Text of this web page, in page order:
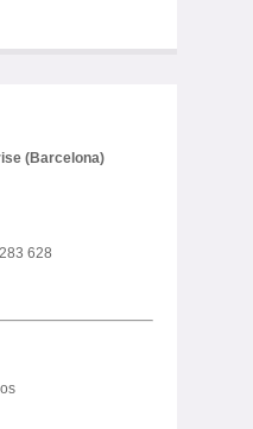
(Barcelona)
628